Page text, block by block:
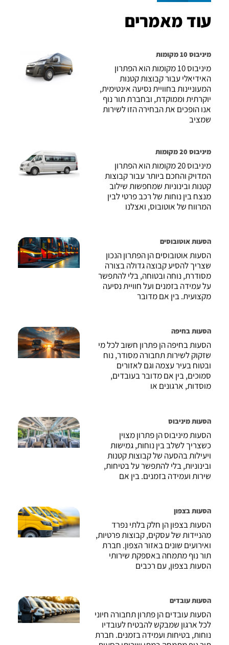
עוד מאמרים
מיניבוס 10 מקומות
מיניבוס 10 מקומות הוא הפתרון
האידיאלי עבור קבוצות קטנות
המעוניינות בחוויית נסיעה אינטימית,
יוקרתית וממוקדת, ובחברת תור נוף
אנו הופכים את הבחירה הזו לשירות
שמציב
מיניבוס 20 מקומות
מיניבוס 20 מקומות הוא הפתרון
המדויק והחכם ביותר עבור קבוצות
קטנות ובינוניות שמחפשות שילוב
מנצח בין נוחות של רכב פרטי לבין
המרווח של אוטובוס, ואצלנו
הסעות אוטובוסים
הסעות אוטובוסים הן הפתרון הנכון
שצריך להסיע קבוצה גדולה בצורה
מסודרת, נוחה ובטוחה, בלי להתפשר
על עמידה בזמנים ועל חוויית נסיעה
מקצועית. בין אם מדובר
הסעות בחיפה
הסעות בחיפה הן פתרון חשוב לכל מי
שזקוק לשירות תחבורה מסודר, נוח
ובטוח בעיר עצמה וגם לאזורים
סמוכים, בין אם מדובר בעובדים,
מוסדות, ארגונים או
הסעות מיניבוס
הסעות מיניבוס הן פתרון מצוין
כשצריך לשלב בין נוחות, גמישות
ויעילות בהסעה של קבוצות קטנות
ובינוניות, בלי להתפשר על בטיחות,
שירות ועמידה בזמנים. בין אם
הסעות בצפון
הסעות בצפון הן חלק בלתי נפרד
מהניידות של עסקים, קבוצות פרטיות,
ואירועים שונים באזור הצפון. חברת
תור נוף מתמחה באספקת שירותי
הסעות בצפון, עם רכבים
הסעות עובדים
הסעות עובדים הן פתרון תחבורה חיוני
לכל ארגון שמבקש להבטיח לעובדיו
נוחות, בטיחות ועמידה בזמנים. חברת